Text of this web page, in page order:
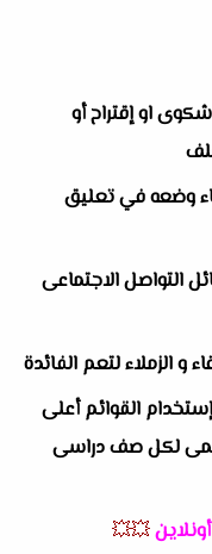
او إقتراح أو
وضعه في تعليق
التواصل الاجتماعى
الزملاء لتعم الفائدة
القوائم أعلى
لكل صف دراسى
💥💥